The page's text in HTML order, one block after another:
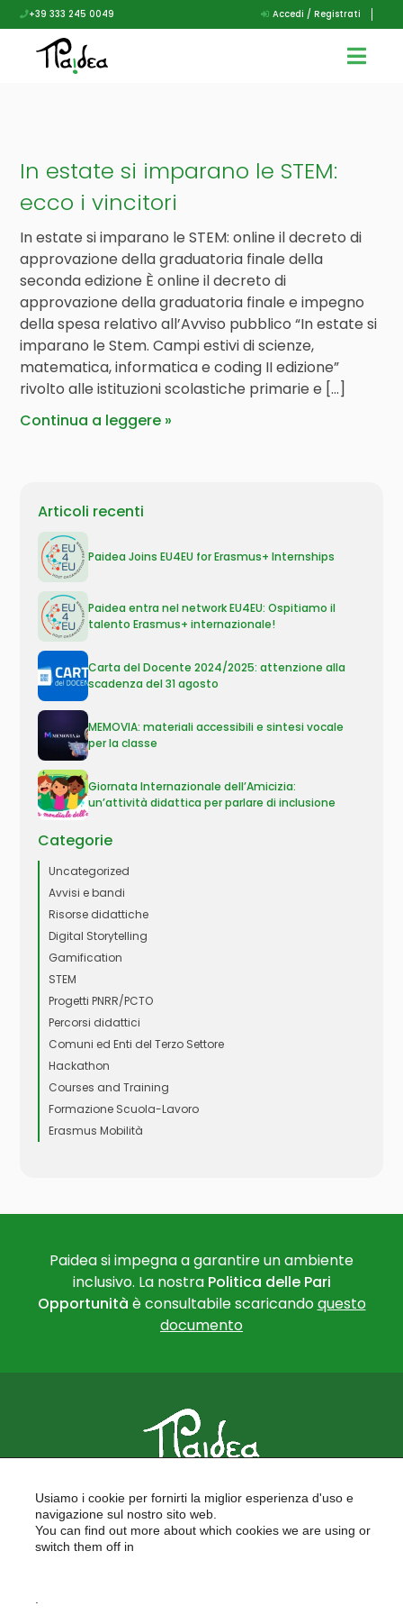
+39 333 245 0049 Accedi / Registrati
In estate si imparano le STEM:
ecco i vincitori
In estate si imparano le STEM: online il decreto di
approvazione della graduatoria finale della
seconda edizione È online il decreto di
approvazione della graduatoria finale e impegno
della spesa relativo all’Avviso pubblico “In estate si
imparano le Stem. Campi estivi di scienze,
matematica, informatica e coding II edizione”
rivolto alle istituzioni scolastiche primarie e […]
Continua a leggere
Articoli recenti
Paidea Joins EU4EU for Erasmus+ Internships
Paidea entra nel network EU4EU: Ospitiamo il
talento Erasmus+ internazionale!
Carta del Docente 2024/2025: attenzione alla
scadenza del 31 agosto
MEMOVIA: materiali accessibili e sintesi vocale
per la classe
Giornata Internazionale dell’Amicizia:
un’attività didattica per parlare di inclusione
Categorie
Uncategorized
Avvisi e bandi
Risorse didattiche
Digital Storytelling
Gamification
STEM
Progetti PNRR/PCTO
Percorsi didattici
Comuni ed Enti del Terzo Settore
Hackathon
Courses and Training
Formazione Scuola-Lavoro
Erasmus Mobilità
Paidea si impegna a garantire un ambiente
inclusivo. La nostra Politica delle Pari
Opportunità è consultabile scaricandoquesto
documento
FORMAZIONE PER LE SCUOLE
FORMAZIONE PROFESSIONALE
PROGETTI EUROPEI
Usiamo i cookie per fornirti la miglior esperienza d'uso e
navigazione sul nostro sito web.
You can find out more about which cookies we are using or
switch them off in